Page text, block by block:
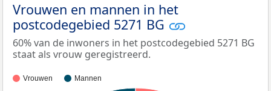
Vrouwen en mannen in het
postcodegebied 5271 BG
60% van de inwoners in het postcodegebied 5271 BG
staat als vrouw geregistreerd.
Vrouwen Mannen